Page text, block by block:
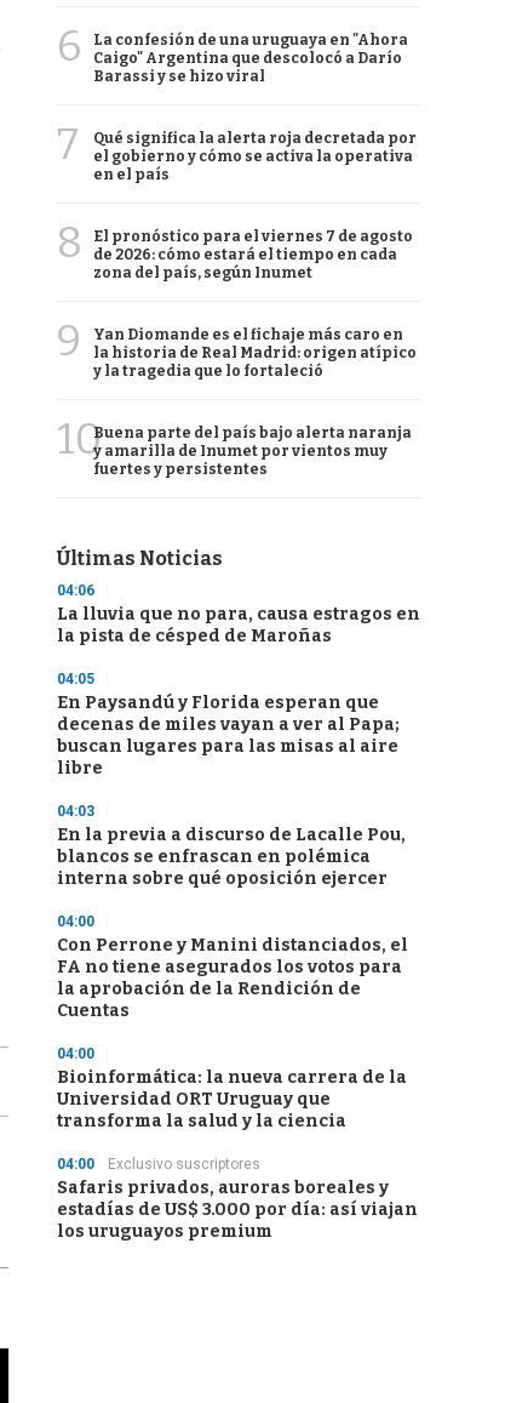
6
La confesión de una uruguaya en "Ahora
Caigo" Argentina que descolocó a Darío
Barassi y se hizo viral
7
Qué significa la alerta roja decretada por
el gobierno y cómo se activa la operativa
en el país
8
El pronóstico para el viernes 7 de agosto
de 2026: cómo estará el tiempo en cada
zona del país, según Inumet
9
Yan Diomande es el fichaje más caro en
la historia de Real Madrid: origen atípico
y la tragedia que lo fortaleció
10Buena parte del país bajo alerta naranja
y amarilla de Inumet por vientos muy
fuertes y persistentes
Últimas Noticias
04:06
La lluvia que no para, causa estragos en
la pista de césped de Maroñas
04:05
En Paysandú y Florida esperan que
decenas de miles vayan a ver al Papa;
buscan lugares para las misas al aire
libre
04:03
En la previa a discurso de Lacalle Pou,
blancos se enfrascan en polémica
interna sobre qué oposición ejercer
04:00
Con Perrone y Manini distanciados, el
FA no tiene asegurados los votos para
la aprobación de la Rendición de
Cuentas
04:00
Bioinformática: la nueva carrera de la
Universidad ORT Uruguay que
transforma la salud y la ciencia
04:00 Exclusivo suscriptores
Safaris privados, auroras boreales y
estadías de US$ 3.000 por día: así viajan
los uruguayos premium